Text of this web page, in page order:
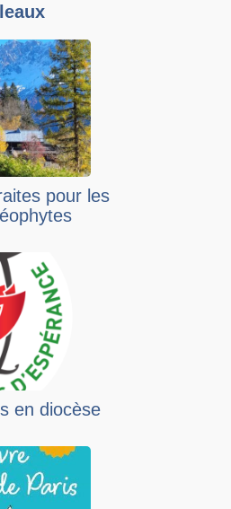
pour les
en diocèse